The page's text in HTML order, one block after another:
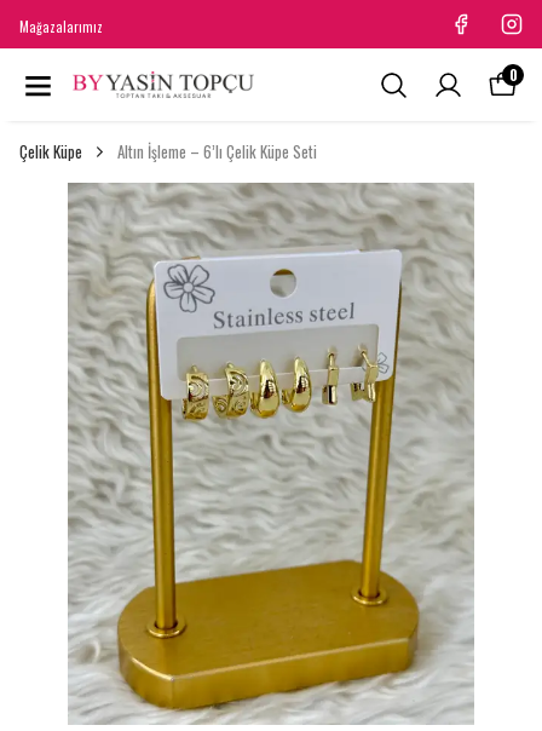
Mağazalarımız
0
Çelik Küpe Altın İşleme – 6’lı Çelik Küpe Seti